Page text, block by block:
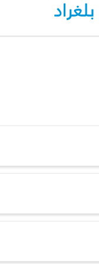
بلغراد